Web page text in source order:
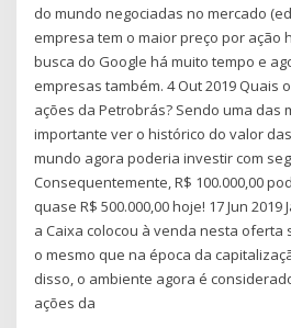
do mundo negociadas no mercado
empresa tem o maior preço por ação
busca do Google há muito tempo e
empresas também. 4 Out 2019 Quais
ações da Petrobrás? Sendo uma das
importante ver o histórico do valor
mundo agora poderia investir com
Consequentemente, R$ 100.000,00
quase R$ 500.000,00 hoje! 17 Jun
a Caixa colocou à venda nesta oferta
o mesmo que na época da
disso, o ambiente agora é
ações da